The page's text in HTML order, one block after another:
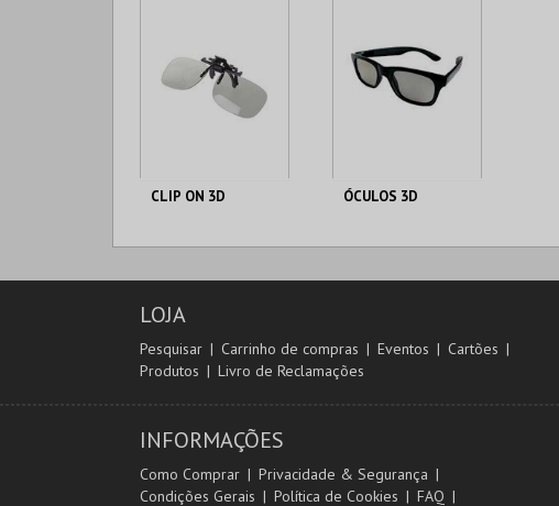
CLIP ON 3D
CINEBOX
COMPRAR
ÓCULOS 3D
CINEBOX
LOJA
Pesquisar Carrinho de compras Eventos
Cartões
Produtos
Livro de Reclamações
INFORMAÇÕES
Como Comprar
Privacidade & Segurança
Condições Gerais
Política de Cookies FAQ